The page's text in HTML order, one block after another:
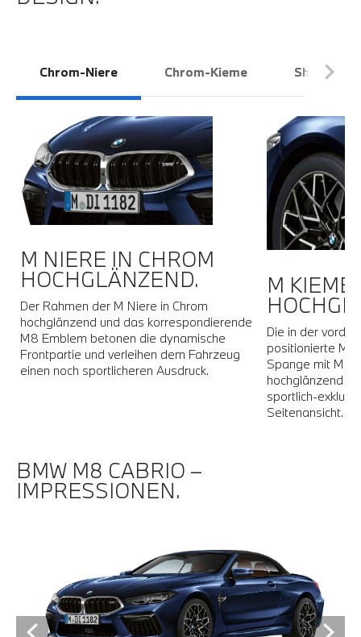
Chrom-Niere Chrom-Kieme Shadow
M NIERE IN CHROM
HOCHGLÄNZEND.
Der Rahmen der M Niere in Chrom
hochglänzend und das korrespondierende
M8 Emblem betonen die dynamische
Frontpartie und verleihen dem Fahrzeug
einen noch sportlicheren Ausdruck.
M KIEME
Die in der
positionierte M
Spange mit M8
hochglänzend
sportlich-
Seitenansicht.
BMW M8 CABRIO –
IMPRESSIONEN.